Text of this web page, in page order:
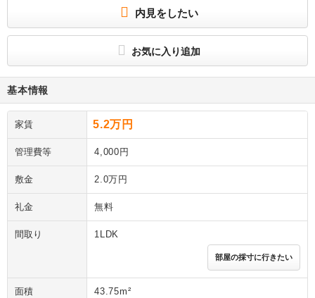
内見をしたい
お気に入り追加
基本情報
家賃 5.2万円
管理費等 4,000円
敷金 2.0万円
礼金 無料
間取り 1LDK
部屋の採寸に行きたい
面積 43.75m²